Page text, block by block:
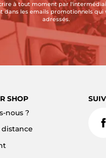
à tout moment par
dans les emails promotionnels qui
adressés.
SHOP
nous ?
distance